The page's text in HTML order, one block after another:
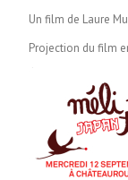
Un film de Laure
Projection du film